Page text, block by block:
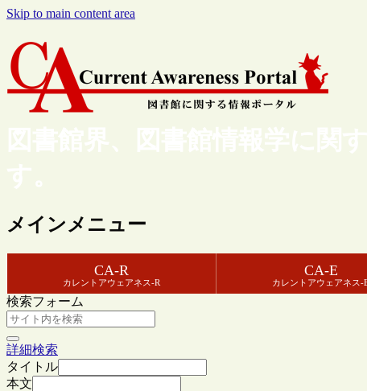
Skip to main content area
図書館界、図書館情報学に関
す。
メインメニュー
CA-R
カレントアウェアネス-R
CA-E
カレントアウェアネス-
検索フォーム
詳細検索
タイトル
本文